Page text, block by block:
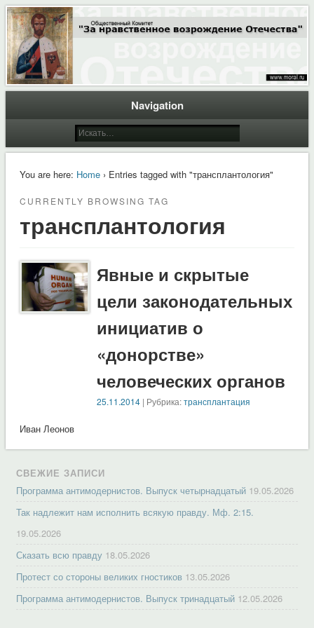
Moral.Ru
Общественный Комитет "За нравственное возрождение Отечества"
Navigation
You are here: Home› Entries tagged with "трансплантология"
CURRENTLY BROWSING TAG
трансплантология
Явные и скрытые
цели законодательных
инициатив о
«донорстве»
человеческих органов
25.11.2014 | Рубрика:трансплантация
Иван Леонов
СВЕЖИЕ ЗАПИСИ
Программа антимодернистов. Выпуск четырнадцатый 19.05.2026
Так надлежит нам исполнить всякую правду. Мф. 2:15.
19.05.2026
Сказать всю правду 18.05.2026
Протест со стороны великих гностиков 13.05.2026
Программа антимодернистов. Выпуск тринадцатый 12.05.2026